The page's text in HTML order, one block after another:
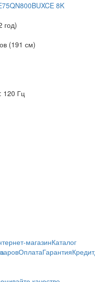
8K
год)
(191 см)
120 Гц
магазинКаталог
ОплатаГарантияКредит